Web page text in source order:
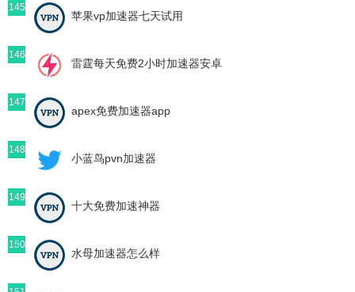
145
苹果vp加速器七天试用
146
雷霆每天免费2小时加速器安卓
147
apex免费加速器app
148
小蓝鸟pvn加速器
149
十大免费加速神器
150
水母加速器怎么样